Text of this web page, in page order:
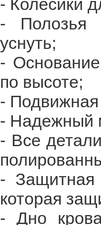
- Колесики
- Полозья
уснуть;
-
по высоте;
- Подвижная
- Надежный
- Все
- Защитная
которая
- Дно